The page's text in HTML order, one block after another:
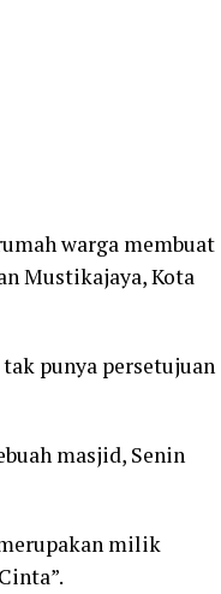
warga membuat
Mustikajaya, Kota
punya persetujuan
masjid, Senin
milik